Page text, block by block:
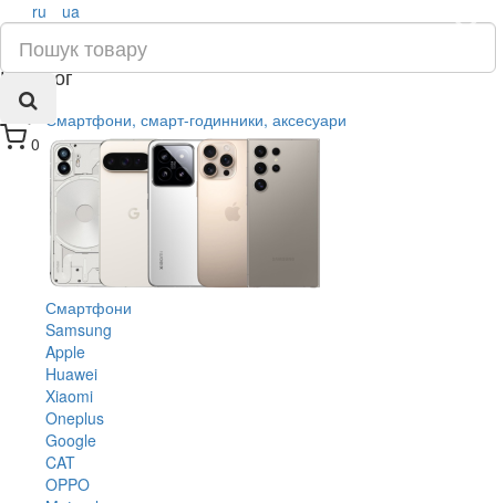
0
×
ru ua
Каталог
Смартфони, смарт-годинники, аксесуари
Смартфони
Samsung
Apple
Huawei
Xiaomi
Oneplus
Google
CAT
OPPO